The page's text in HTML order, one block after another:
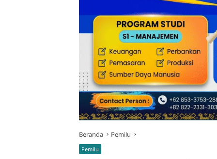
Beranda Pemilu
Pemilu